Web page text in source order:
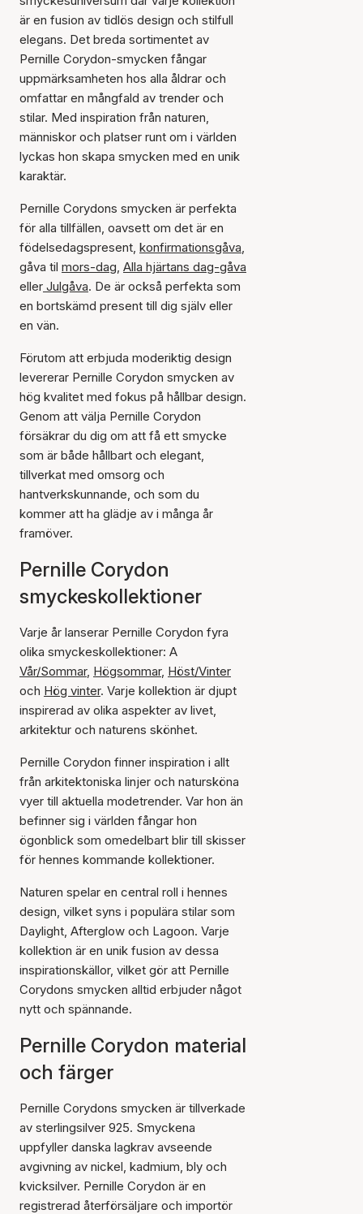
är en fusion av tidlös design och stilfull
elegans. Det breda sortimentet av
Pernille Corydon-smycken fångar
uppmärksamheten hos alla åldrar och
omfattar en mångfald av trender och
stilar. Med inspiration från naturen,
människor och platser runt om i världen
lyckas hon skapa smycken med en unik
karaktär.
Pernille Corydons smycken är perfekta
för alla tillfällen, oavsett om det är en
födelsedagspresent, konfirmationsgåva,
gåva til mors-dag, Alla hjärtans dag-gåva
eller Julgåva. De är också perfekta som
en bortskämd present till dig själv eller
en vän.
Förutom att erbjuda moderiktig design
levererar Pernille Corydon smycken av
hög kvalitet med fokus på hållbar design.
Genom att välja Pernille Corydon
försäkrar du dig om att få ett smycke
som är både hållbart och elegant,
tillverkat med omsorg och
hantverkskunnande, och som du
kommer att ha glädje av i många år
framöver.
Pernille Corydon
smyckeskollektioner
Varje år lanserar Pernille Corydon fyra
olika smyckeskollektioner: A
Vår/Sommar, Högsommar, Höst/Vinter
och Hög vinter. Varje kollektion är djupt
inspirerad av olika aspekter av livet,
arkitektur och naturens skönhet.
Pernille Corydon finner inspiration i allt
från arkitektoniska linjer och natursköna
vyer till aktuella modetrender. Var hon än
befinner sig i världen fångar hon
ögonblick som omedelbart blir till skisser
för hennes kommande kollektioner.
Naturen spelar en central roll i hennes
design, vilket syns i populära stilar som
Daylight, Afterglow och Lagoon. Varje
kollektion är en unik fusion av dessa
inspirationskällor, vilket gör att Pernille
Corydons smycken alltid erbjuder något
nytt och spännande.
Pernille Corydon material
och färger
Pernille Corydons smycken är tillverkade
av sterlingsilver 925. Smyckena
uppfyller danska lagkrav avseende
avgivning av nickel, kadmium, bly och
kvicksilver. Pernille Corydon är en
registrerad återförsäljare och importör